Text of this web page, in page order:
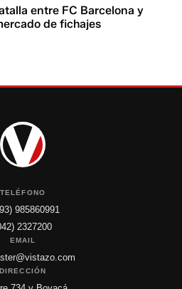
entre FC Barcelona y
de fichajes
TELÉFONO
985860991
2327200
EMAIL
DIRECCIÓN